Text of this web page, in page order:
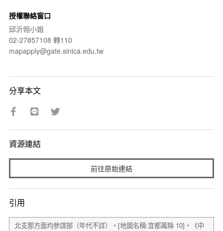
授權聯絡窗口
邱沂翎小姐
02-27857108 轉110
mapapply@gate.sinica.edu.tw
分享本文
資源連結
前往原始連結
引用